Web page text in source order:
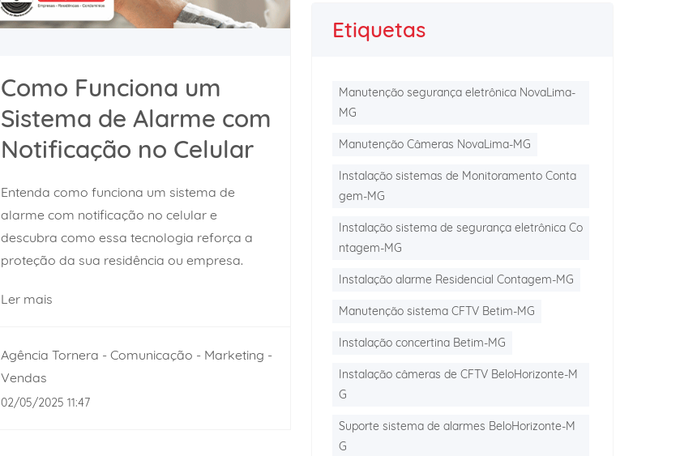
Como Funciona um
Sistema de Alarme com
Notificação no Celular
Entenda como funciona um sistema de
alarme com notificação no celular e
descubra como essa tecnologia reforça a
proteção da sua residência ou empresa.
Ler mais
Agência Tornera - Comunicação - Marketing -
Vendas
02/05/2025 11:47
Etiquetas
Manutenção segurança eletrônica NovaLima-
MG
Manutenção Câmeras NovaLima-MG
Instalação sistemas de Monitoramento Conta
gem-MG
Instalação sistema de segurança eletrônica Co
ntagem-MG
Instalação alarme Residencial Contagem-MG
Manutenção sistema CFTV Betim-MG
Instalação concertina Betim-MG
Instalação câmeras de CFTV BeloHorizonte-M
G
Suporte sistema de alarmes BeloHorizonte-M
G